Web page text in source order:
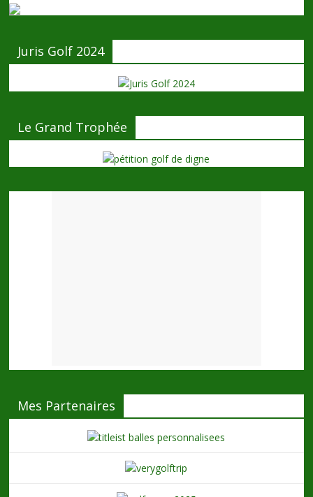
Juris Golf 2024
Le Grand Trophée
Mes Partenaires